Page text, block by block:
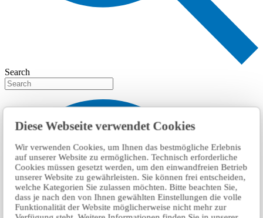
Diese Webseite verwendet Cookies
Wir verwenden Cookies, um Ihnen das bestmögliche Erlebnis
auf unserer Website zu ermöglichen. Technisch erforderliche
Cookies müssen gesetzt werden, um den einwandfreien Betrieb
unserer Website zu gewährleisten. Sie können frei entscheiden,
welche Kategorien Sie zulassen möchten. Bitte beachten Sie,
dass je nach den von Ihnen gewählten Einstellungen die volle
Funktionalität der Website möglicherweise nicht mehr zur
Search